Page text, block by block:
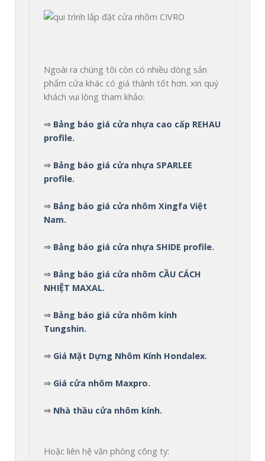
Ngoài ra chúng tôi còn có nhiều dòng sản
phẩm cửa khác có giá thành tốt hơn. xin quý
khách vui lòng tham khảo:
⇒ Bảng báo giá cửa nhựa cao cấp REHAU
profile.
⇒ Bảng báo giá cửa nhựa SPARLEE
profile.
⇒ Bảng báo giá cửa nhôm Xingfa Việt
Nam.
⇒ Bảng báo giá cửa nhựa SHIDE profile.
⇒ Bảng báo giá cửa nhôm CẦU CÁCH
NHIỆT MAXAL.
⇒ Bảng báo giá cửa nhôm kính
Tungshin.
⇒ Giá Mặt Dựng Nhôm Kính Hondalex.
⇒ Giá cửa nhôm Maxpro.
⇒ Nhà thầu cửa nhôm kính.
Hoặc liên hệ văn phòng công ty: